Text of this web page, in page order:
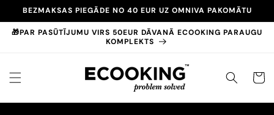
uz
saturu
BEZMAKSAS PIEGĀDE NO 40 EUR UZ OMNIVA PAKOMĀTU
🎁PAR PASŪTĪJUMU VIRS 50EUR DĀVANĀ ECOOKING PARAUGU
KOMPLEKTS
GROZS